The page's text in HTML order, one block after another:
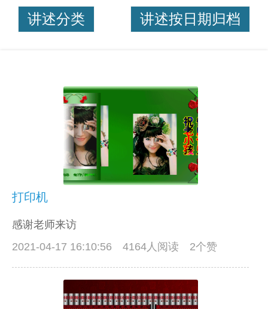
讲述分类 讲述按日期归档
打印机
感谢老师来访
2021-04-17 16:10:56
4164人阅读 2个赞